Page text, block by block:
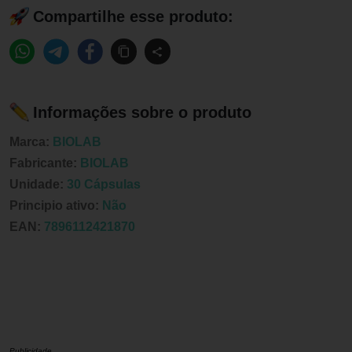
Compartilhe esse produto:
Informações sobre o produto
Marca: BIOLAB
Fabricante: BIOLAB
Unidade: 30 Cápsulas
Principio ativo: Não
EAN: 7896112421870